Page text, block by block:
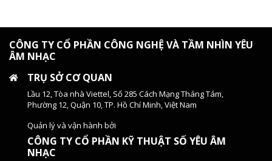
CÔNG TY CỔ PHẦN CÔNG NGHỆ VÀ TẦM NHÌN YÊU
ÂM NHẠC
TRỤ SỞ CƠ QUAN
Lầu 12, Tòa nhà Viettel, Số 285 Cách Mạng Tháng Tám,
Phường 12, Quận 10, TP. Hồ Chí Minh, Việt Nam
Quản lý và vận hành bởi
CÔNG TY CỔ PHẦN KỸ THUẬT SỐ YÊU ÂM
NHẠC